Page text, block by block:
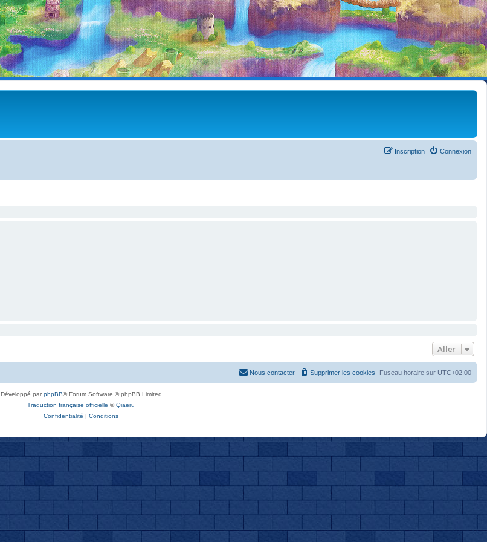
Connexion
Inscription
Aller
Fuseau horaire sur UTC+02:00
Supprimer les cookies
Nous contacter
Développé parphpBB® Forum Software © phpBB Limited
Traduction française officielle ©Qiaeru
Confidentialité | Conditions